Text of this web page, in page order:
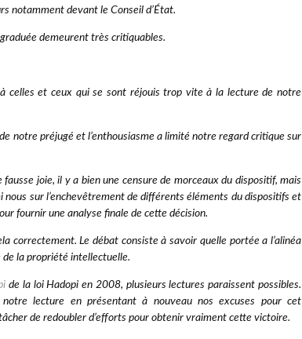
notamment devant le Conseil d’État.
demeurent très critiquables.
celles et ceux qui se sont réjouis trop vite à la lecture de notre
notre préjugé et l’enthousiasme a limité notre regard critique sur
joie, il y a bien une censure de morceaux du dispositif, mais
nous sur l’enchevêtrement de différents éléments du dispositifs et
fournir une analyse finale de cette décision.
correctement. Le débat consiste à savoir quelle portée a l’alinéa
de la propriété intellectuelle.
de la loi Hadopi en 2008, plusieurs lectures paraissent possibles.
lecture en présentant à nouveau nos excuses pour cet
de redoubler d’efforts pour obtenir vraiment cette victoire.